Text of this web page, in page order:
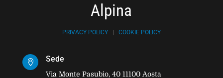
Alpina
PRIVACY POLICY| COOKIE POLICY
 Sede
Via Monte Pasubio, 40 11100 Aosta